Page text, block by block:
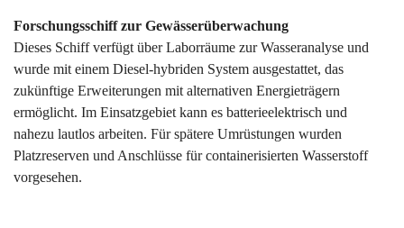
Forschungsschiff zur Gewässerüberwachung
Dieses Schiff verfügt über Laborräume zur Wasseranalyse und
wurde mit einem Diesel-hybriden System ausgestattet, das
zukünftige Erweiterungen mit alternativen Energieträgern
ermöglicht. Im Einsatzgebiet kann es batterieelektrisch und
nahezu lautlos arbeiten. Für spätere Umrüstungen wurden
Platzreserven und Anschlüsse für containerisierten Wasserstoff
vorgesehen.